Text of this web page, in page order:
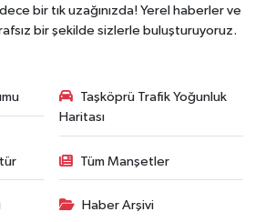
bir tık uzağınızda! Yerel haberler ve
bir şekilde sizlerle buluşturuyoruz.
Taşköprü Trafik Yoğunluk
Haritası
Tüm Manşetler
Haber Arşivi